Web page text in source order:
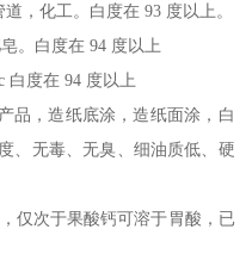
，化工。白度在 93 度以上。
。白度在 94 度以上
白度在 94 度以上
品，造纸底涂，造纸面涂，白
、无毒、无臭、细油质低、硬
仅次于果酸钙可溶于胃酸，已